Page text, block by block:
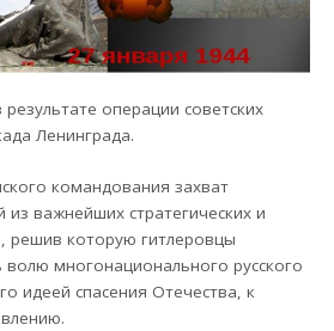
операции советских
Ленинграда.
командования захват
важнейших стратегических и
решив которую гитлеровцы
волю многонационального русского
идеей спасения Отечества, к